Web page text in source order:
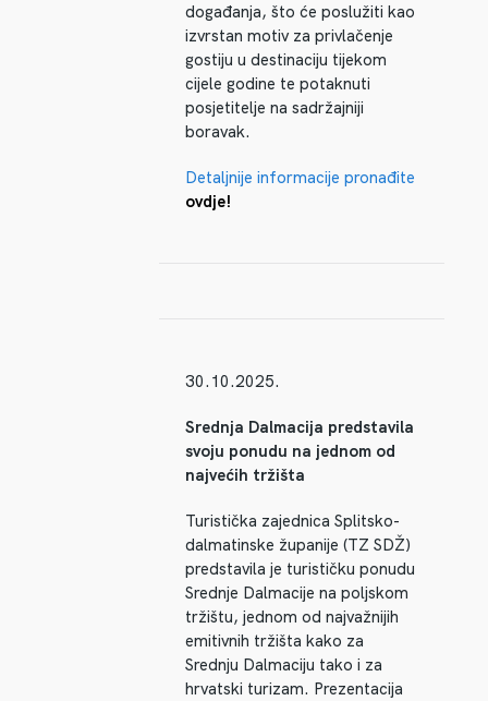
događanja, što će poslužiti kao
izvrstan motiv za privlačenje
gostiju u destinaciju tijekom
cijele godine te potaknuti
posjetitelje na sadržajniji
boravak.
Detaljnije informacije pronađite
ovdje!
30.10.2025.
Srednja Dalmacija predstavila
svoju ponudu na jednom od
najvećih tržišta
Turistička zajednica Splitsko-
dalmatinske županije (TZ SDŽ)
predstavila je turističku ponudu
Srednje Dalmacije na poljskom
tržištu, jednom od najvažnijih
emitivnih tržišta kako za
Srednju Dalmaciju tako i za
hrvatski turizam. Prezentacija